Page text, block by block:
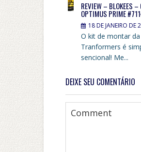
REVIEW – BLOKEES
OPTIMUS PRIME
18 DE JANEIRO DE
O kit de montar
Tranformers é
sencional! Me...
DEIXE SEU COMENTÁRIO